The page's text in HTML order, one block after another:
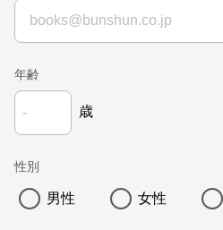
年齢
歳
性別
男性 女性